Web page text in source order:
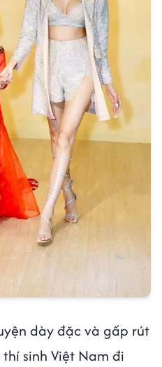
dày đặc và gấp rút
sinh Việt Nam đi